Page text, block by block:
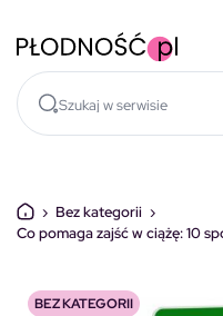
› Bez kategorii ›
Co pomaga zajść w ciążę: 10
BEZ KATEGORII